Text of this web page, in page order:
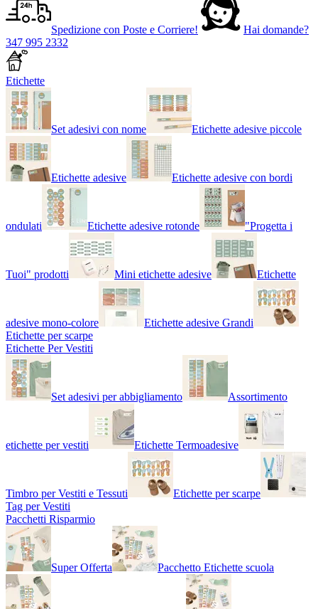
Spedizione con Poste e Corriere!
Hai domande?
347 995 2332
Etichette
Set adesivi con nome Etichette adesive piccole
Etichette adesive Etichette adesive con bordi
ondulati Etichette adesive rotonde "Progetta i
Tuoi" prodotti Mini etichette adesive Etichette
adesive mono-colore
Etichette adesive Grandi
Etichette per scarpe
Etichette Per Vestiti
Set adesivi per abbigliamento Assortimento
etichette per vestiti Etichette Termoadesive
Timbro per Vestiti e Tessuti
Etichette per scarpe
Tag per Vestiti
Pacchetti Risparmio
Super Offerta Pacchetto Etichette scuola